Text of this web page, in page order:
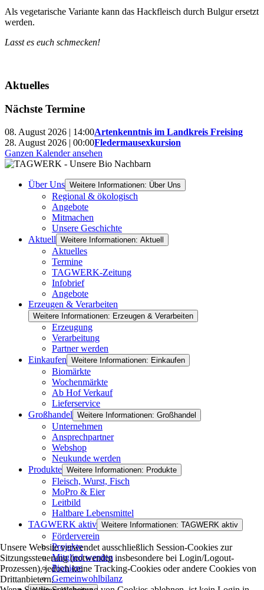
Als vegetarische Variante kann das Hackfleisch durch Bulgur ersetzt
werden.
Lasst es euch schmecken!
Aktuelles
Nächste Termine
08. August 2026 | 14:00Artenkenntnis im Landkreis Freising
28. August 2026 | 00:00Fledermausexkursion
Ganzen Kalender ansehen
Über Uns Weitere Informationen: Über Uns
Regional & ökologisch
Angebote
Mitmachen
Unsere Geschichte
Aktuell Weitere Informationen: Aktuell
Aktuelles
Termine
TAGWERK-Zeitung
Infobrief
Angebote
Erzeugen & Verarbeiten
Weitere Informationen: Erzeugen & Verarbeiten
Erzeugung
Verarbeitung
Partner werden
Einkaufen Weitere Informationen: Einkaufen
Biomärkte
Wochenmärkte
Ab Hof Verkauf
Lieferservice
Großhandel Weitere Informationen: Großhandel
Unternehmen
Ansprechpartner
Webshop
Neukunde werden
Produkte Weitere Informationen: Produkte
Fleisch, Wurst, Fisch
MoPro & Eier
Leitbild
Haltbare Lebensmittel
TAGWERK aktiv Weitere Informationen: TAGWERK aktiv
Förderverein
Projekte
Mitglied werden
Pioniere
Gemeinwohlbilanz
Unsere Website verwendet ausschließlich Session-Cookies zur
Sitzungssteuerung (notwendig insbesondere bei Login/Logout-
Prozessen), jedoch keine Tracking-Cookies oder andere Cookies von
Drittanbietern.